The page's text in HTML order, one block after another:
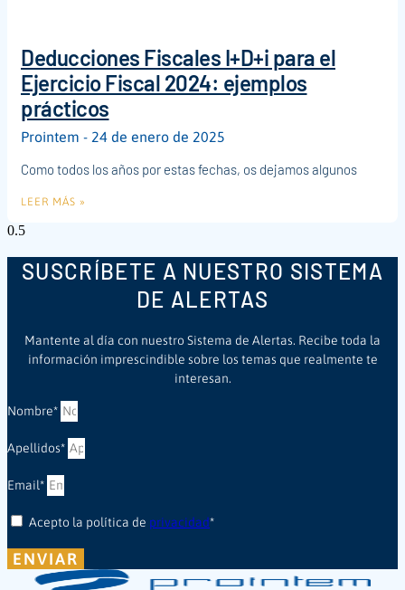
Deducciones Fiscales I+D+i para el
Ejercicio Fiscal 2024: ejemplos
prácticos
Prointem
24 de enero de 2025
Como todos los años por estas fechas, os dejamos algunos
LEER MÁS »
SUSCRÍBETE A NUESTRO SISTEMA
DE ALERTAS
Mantente al día con nuestro Sistema de Alertas. Recibe toda la
información imprescindible sobre los temas que realmente te
interesan.
Nombre*
Apellidos*
Email*
Acepto la política de privacidad*
ENVIAR